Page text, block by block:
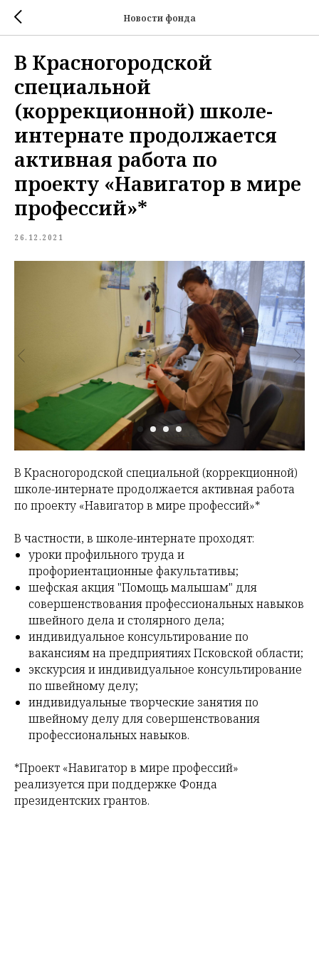
Новости фонда
В Красногородской
специальной
(коррекционной) школе-
интернате продолжается
активная работа по
проекту «Навигатор в мире
профессий»*
26.12.2021
В Красногородской специальной (коррекционной)
школе-интернате продолжается активная работа
по проекту «Навигатор в мире профессий»*
В частности, в школе-интернате проходят:
уроки профильного труда и
профориентационные факультативы;
шефская акция "Помощь малышам" для
совершенствования профессиональных навыков
швейного дела и столярного дела;
индивидуальное консультирование по
вакансиям на предприятиях Псковской области;
экскурсия и индивидуальное консультирование
по швейному делу;
индивидуальные творческие занятия по
швейному делу для совершенствования
профессиональных навыков.
*Проект «Навигатор в мире профессий»
реализуется при поддержке Фонда
президентских грантов.